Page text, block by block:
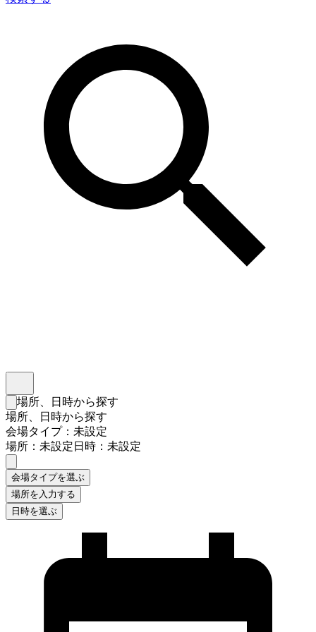
検索フォームを閉じる
場所、日時から探す
場所、日時から探す
会場タイプ：未設定
場所：未設定日時：未設定
会場タイプを選ぶ
場所を入力する
日時を選ぶ